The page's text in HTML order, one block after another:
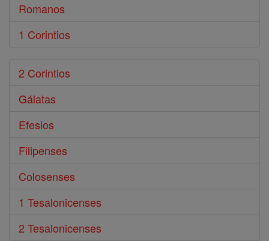
Romanos
1 Corintios
2 Corintios
Gálatas
Efesios
Filipenses
Colosenses
1 Tesalonicenses
2 Tesalonicenses